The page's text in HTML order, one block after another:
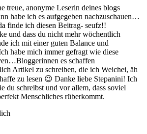
treue, anonyme Leserin deines blogs
habe ich es aufgegeben nachzuschauen…
finde ich diesen Beitrag- seufz!!
und dass du nicht mehr wöchentlich
ich mit einer guten Balance und
habe mich immer gefragt wie diese
es schaffen
Artikel zu schreiben, die ich Weichei, äh
zu lesen 😉 Danke liebe Stepanini! Ich
du schreibst und vor allem, dass soviel
Menschliches rüberkommt.